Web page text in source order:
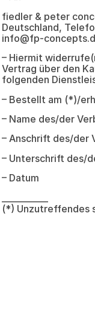
fiedler & peter
Deutschland,
info@fp-
– Hiermit
Vertrag über den
folgenden
– Bestellt am (*)/
– Name des/der
– Anschrift des/der
– Unterschrift des/
– Datum
(*) Unzutreffendes